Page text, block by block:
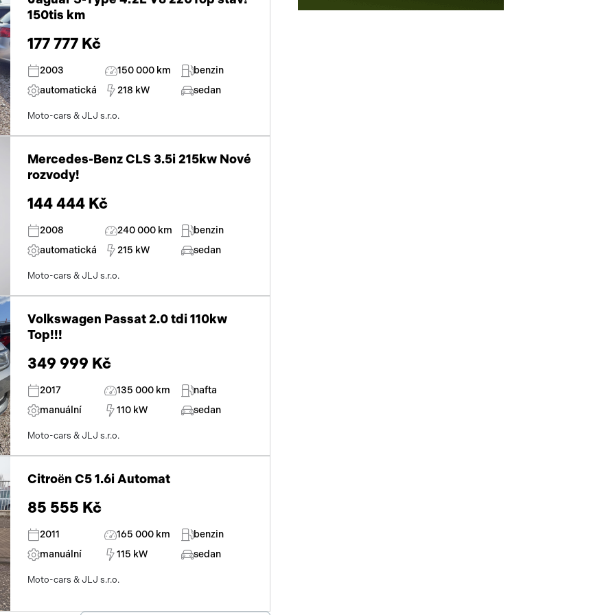
150tis km
177 777 Kč
2003 150 000 km
benzin
automatická
218 kW sedan
Moto-cars & JLJ s.r.o.
Mercedes-Benz CLS 3.5i 215kw Nové
rozvody!
144 444 Kč
2008 240 000 km
benzin
automatická
215 kW sedan
Moto-cars & JLJ s.r.o.
Volkswagen Passat 2.0 tdi 110kw
Top!!!
349 999 Kč
2017 135 000 km
nafta
manuální
110 kW sedan
Moto-cars & JLJ s.r.o.
Citroën C5 1.6i Automat
85 555 Kč
2011 165 000 km
benzin
manuální
115 kW sedan
Moto-cars & JLJ s.r.o.